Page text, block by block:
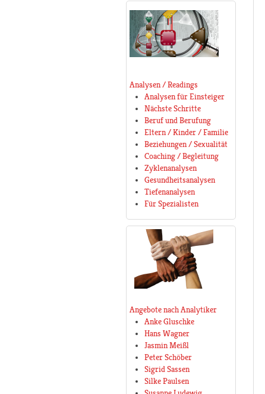
Analysen / Readings
Analysen für Einsteiger
Nächste Schritte
Beruf und Berufung
Eltern / Kinder / Familie
Beziehungen / Sexualität
Coaching / Begleitung
Zyklenanalysen
Gesundheitsanalysen
Tiefenanalysen
Für Spezialisten
Angebote nach Analytiker
Anke Gluschke
Hans Wagner
Jasmin Meißl
Peter Schöber
Sigrid Sassen
Silke Paulsen